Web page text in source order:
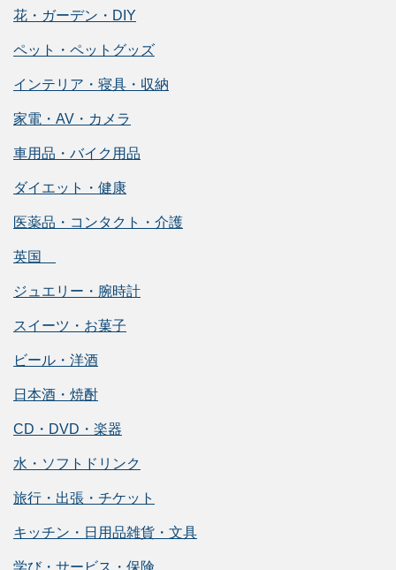
花・ガーデン・DIY
ペット・ペットグッズ
インテリア・寝具・収納
家電・AV・カメラ
車用品・バイク用品
ダイエット・健康
医薬品・コンタクト・介護
英国
ジュエリー・腕時計
スイーツ・お菓子
ビール・洋酒
日本酒・焼酎
CD・DVD・楽器
水・ソフトドリンク
旅行・出張・チケット
キッチン・日用品雑貨・文具
学び・サービス・保険